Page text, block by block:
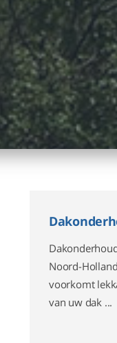
Noord-
voorkomt
van uw dak ...